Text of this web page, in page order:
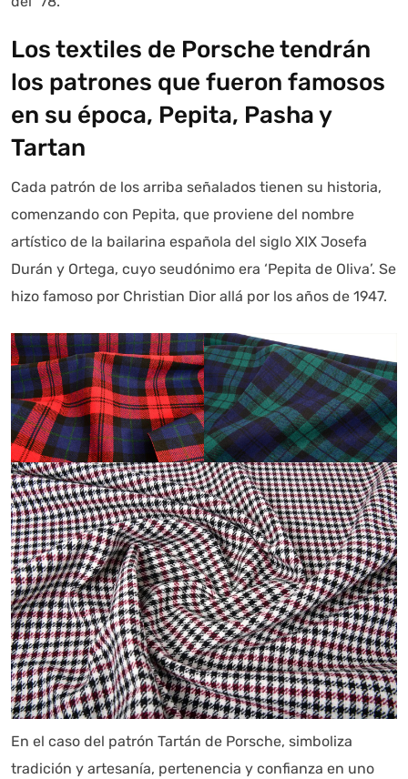
Los textiles de Porsche tendrán
los patrones que fueron famosos
en su época, Pepita, Pasha y
Tartan
Cada patrón de los arriba señalados tienen su historia,
comenzando con Pepita, que proviene del nombre
artístico de la bailarina española del siglo XIX Josefa
Durán y Ortega, cuyo seudónimo era ‘Pepita de Oliva’. Se
hizo famoso por Christian Dior allá por los años de 1947.
En el caso del patrón Tartán de Porsche, simboliza
tradición y artesanía, pertenencia y confianza en uno